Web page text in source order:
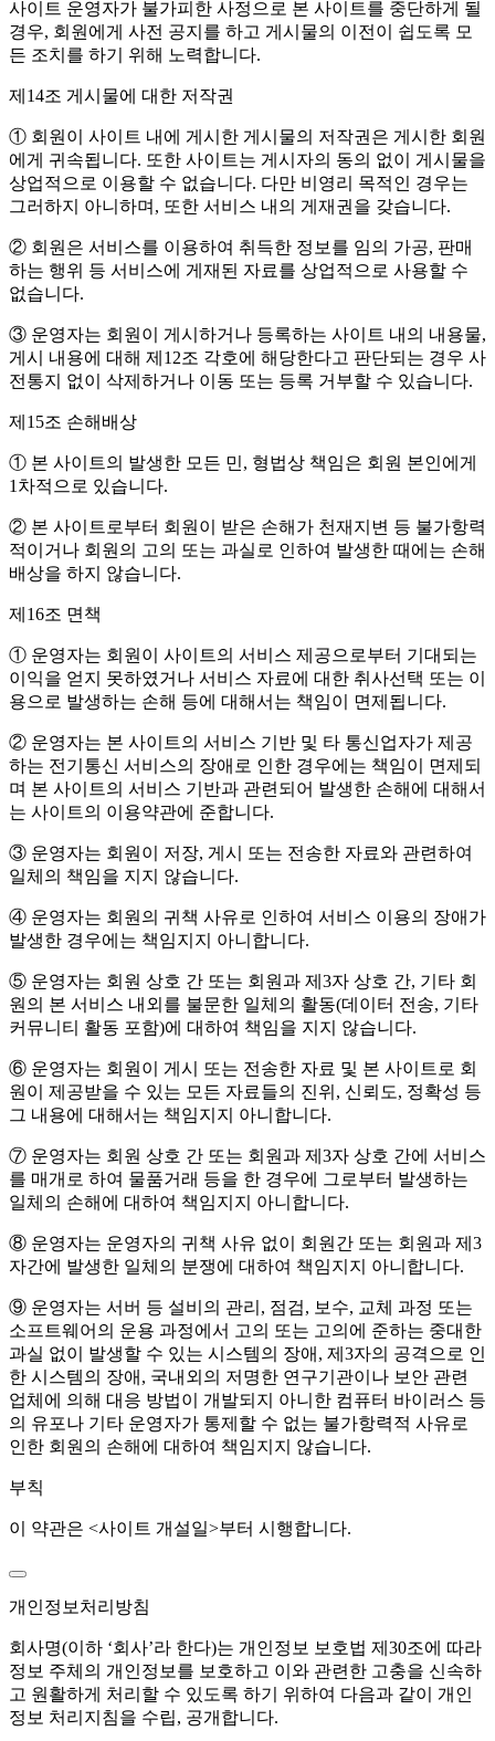
사이트 운영자가 불가피한 사정으로 본 사이트를 중단하게 될
경우, 회원에게 사전 공지를 하고 게시물의 이전이 쉽도록 모
든 조치를 하기 위해 노력합니다.
제14조 게시물에 대한 저작권
① 회원이 사이트 내에 게시한 게시물의 저작권은 게시한 회원
에게 귀속됩니다. 또한 사이트는 게시자의 동의 없이 게시물을
상업적으로 이용할 수 없습니다. 다만 비영리 목적인 경우는
그러하지 아니하며, 또한 서비스 내의 게재권을 갖습니다.
② 회원은 서비스를 이용하여 취득한 정보를 임의 가공, 판매
하는 행위 등 서비스에 게재된 자료를 상업적으로 사용할 수
없습니다.
③ 운영자는 회원이 게시하거나 등록하는 사이트 내의 내용물,
게시 내용에 대해 제12조 각호에 해당한다고 판단되는 경우 사
전통지 없이 삭제하거나 이동 또는 등록 거부할 수 있습니다.
제15조 손해배상
① 본 사이트의 발생한 모든 민, 형법상 책임은 회원 본인에게
1차적으로 있습니다.
② 본 사이트로부터 회원이 받은 손해가 천재지변 등 불가항력
적이거나 회원의 고의 또는 과실로 인하여 발생한 때에는 손해
배상을 하지 않습니다.
제16조 면책
① 운영자는 회원이 사이트의 서비스 제공으로부터 기대되는
이익을 얻지 못하였거나 서비스 자료에 대한 취사선택 또는 이
용으로 발생하는 손해 등에 대해서는 책임이 면제됩니다.
② 운영자는 본 사이트의 서비스 기반 및 타 통신업자가 제공
하는 전기통신 서비스의 장애로 인한 경우에는 책임이 면제되
며 본 사이트의 서비스 기반과 관련되어 발생한 손해에 대해서
는 사이트의 이용약관에 준합니다.
③ 운영자는 회원이 저장, 게시 또는 전송한 자료와 관련하여
일체의 책임을 지지 않습니다.
④ 운영자는 회원의 귀책 사유로 인하여 서비스 이용의 장애가
발생한 경우에는 책임지지 아니합니다.
⑤ 운영자는 회원 상호 간 또는 회원과 제3자 상호 간, 기타 회
원의 본 서비스 내외를 불문한 일체의 활동(데이터 전송, 기타
커뮤니티 활동 포함)에 대하여 책임을 지지 않습니다.
⑥ 운영자는 회원이 게시 또는 전송한 자료 및 본 사이트로 회
원이 제공받을 수 있는 모든 자료들의 진위, 신뢰도, 정확성 등
그 내용에 대해서는 책임지지 아니합니다.
⑦ 운영자는 회원 상호 간 또는 회원과 제3자 상호 간에 서비스
를 매개로 하여 물품거래 등을 한 경우에 그로부터 발생하는
일체의 손해에 대하여 책임지지 아니합니다.
⑧ 운영자는 운영자의 귀책 사유 없이 회원간 또는 회원과 제3
자간에 발생한 일체의 분쟁에 대하여 책임지지 아니합니다.
⑨ 운영자는 서버 등 설비의 관리, 점검, 보수, 교체 과정 또는
소프트웨어의 운용 과정에서 고의 또는 고의에 준하는 중대한
과실 없이 발생할 수 있는 시스템의 장애, 제3자의 공격으로 인
한 시스템의 장애, 국내외의 저명한 연구기관이나 보안 관련
업체에 의해 대응 방법이 개발되지 아니한 컴퓨터 바이러스 등
의 유포나 기타 운영자가 통제할 수 없는 불가항력적 사유로
인한 회원의 손해에 대하여 책임지지 않습니다.
부칙
이 약관은 <사이트 개설일>부터 시행합니다.
개인정보처리방침
회사명(이하 ‘회사’라 한다)는 개인정보 보호법 제30조에 따라
정보 주체의 개인정보를 보호하고 이와 관련한 고충을 신속하
고 원활하게 처리할 수 있도록 하기 위하여 다음과 같이 개인
정보 처리지침을 수립, 공개합니다.